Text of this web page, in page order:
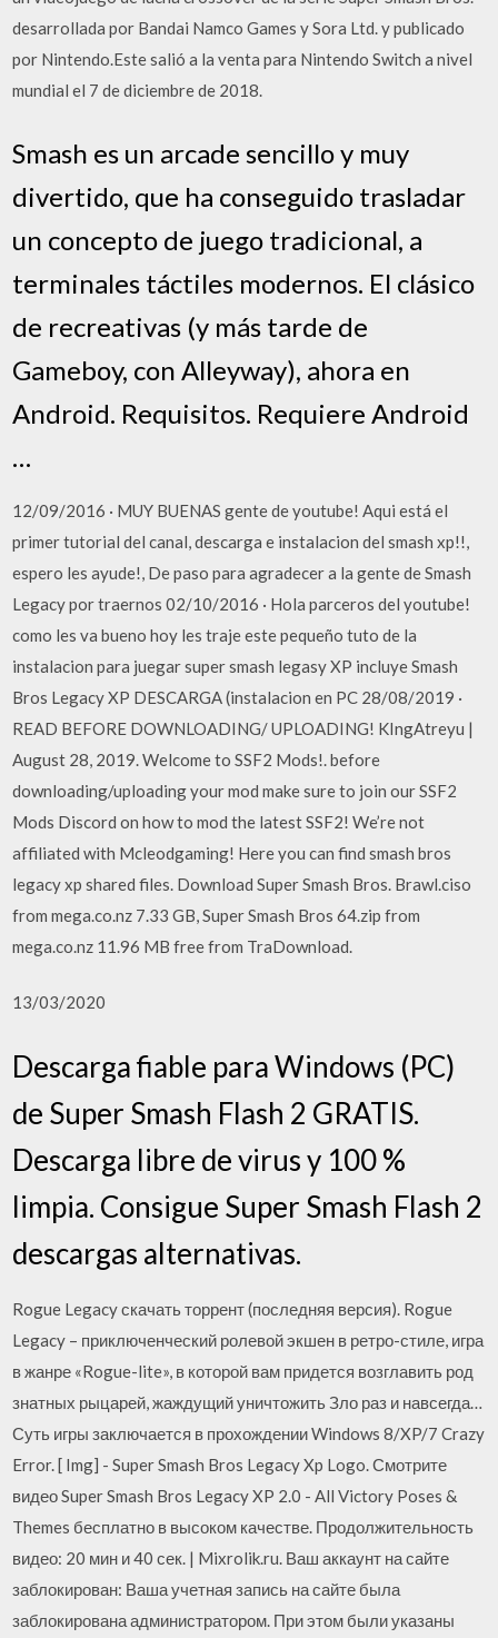
desarrollada por Bandai Namco Games y Sora Ltd. y publicado
por Nintendo.Este salió a la venta para Nintendo Switch a nivel
mundial el 7 de diciembre de 2018.
Smash es un arcade sencillo y muy
divertido, que ha conseguido trasladar
un concepto de juego tradicional, a
terminales táctiles modernos. El clásico
de recreativas (y más tarde de
Gameboy, con Alleyway), ahora en
Android. Requisitos. Requiere Android
…
12/09/2016 · MUY BUENAS gente de youtube! Aqui está el
primer tutorial del canal, descarga e instalacion del smash xp!!,
espero les ayude!, De paso para agradecer a la gente de Smash
Legacy por traernos 02/10/2016 · Hola parceros del youtube!
como les va bueno hoy les traje este pequeño tuto de la
instalacion para juegar super smash legasy XP incluye Smash
Bros Legacy XP DESCARGA (instalacion en PC 28/08/2019 ·
READ BEFORE DOWNLOADING/ UPLOADING! KIngAtreyu |
August 28, 2019. Welcome to SSF2 Mods!. before
downloading/uploading your mod make sure to join our SSF2
Mods Discord on how to mod the latest SSF2! We’re not
affiliated with Mcleodgaming! Here you can find smash bros
legacy xp shared files. Download Super Smash Bros. Brawl.ciso
from mega.co.nz 7.33 GB, Super Smash Bros 64.zip from
mega.co.nz 11.96 MB free from TraDownload.
13/03/2020
Descarga fiable para Windows (PC)
de Super Smash Flash 2 GRATIS.
Descarga libre de virus y 100 %
limpia. Consigue Super Smash Flash 2
descargas alternativas.
Rogue Legacy скачать торрент (последняя версия). Rogue
Legacy – приключенческий ролевой экшен в ретро-стиле, игра
в жанре «Rogue-lite», в которой вам придется возглавить род
знатных рыцарей, жаждущий уничтожить Зло раз и навсегда…
Суть игры заключается в прохождении Windows 8/XP/7 Crazy
Error. [ Img] - Super Smash Bros Legacy Xp Logo. Смотрите
видео Super Smash Bros Legacy XP 2.0 - All Victory Poses &
Themes бесплатно в высоком качестве. Продолжительность
видео: 20 мин и 40 сек. | Mixrolik.ru. Ваш аккаунт на сайте
заблокирован: Ваша учетная запись на сайте была
заблокирована администратором. При этом были указаны